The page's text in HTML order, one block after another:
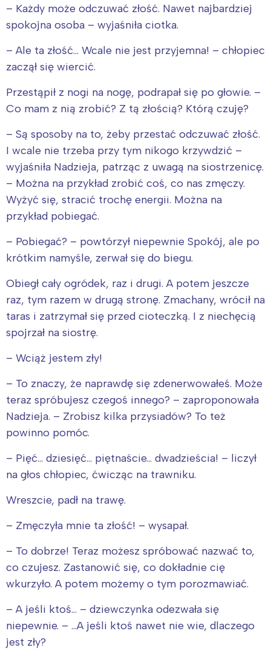
– Każdy może odczuwać złość. Nawet najbardziej
spokojna osoba – wyjaśniła ciotka.
– Ale ta złość… Wcale nie jest przyjemna! – chłopiec
zaczął się wiercić.
Przestąpił z nogi na nogę, podrapał się po głowie. –
Co mam z nią zrobić? Z tą złością? Którą czuję?
– Są sposoby na to, żeby przestać odczuwać złość.
I wcale nie trzeba przy tym nikogo krzywdzić –
wyjaśniła Nadzieja, patrząc z uwagą na siostrzenicę.
– Można na przykład zrobić coś, co nas zmęczy.
Wyżyć się, stracić trochę energii. Można na
przykład pobiegać.
– Pobiegać? – powtórzył niepewnie Spokój, ale po
krótkim namyśle, zerwał się do biegu.
Obiegł cały ogródek, raz i drugi. A potem jeszcze
raz, tym razem w drugą stronę. Zmachany, wrócił na
taras i zatrzymał się przed cioteczką. I z niechęcią
spojrzał na siostrę.
– Wciąż jestem zły!
– To znaczy, że naprawdę się zdenerwowałeś. Może
teraz spróbujesz czegoś innego? – zaproponowała
Nadzieja. – Zrobisz kilka przysiadów? To też
powinno pomóc.
– Pięć… dziesięć… piętnaście… dwadzieścia! – liczył
na głos chłopiec, ćwicząc na trawniku.
Wreszcie, padł na trawę.
– Zmęczyła mnie ta złość! – wysapał.
– To dobrze! Teraz możesz spróbować nazwać to,
co czujesz. Zastanowić się, co dokładnie cię
wkurzyło. A potem możemy o tym porozmawiać.
– A jeśli ktoś… – dziewczynka odezwała się
niepewnie. – …A jeśli ktoś nawet nie wie, dlaczego
jest zły?
Interesują mnie wydarzenia z
tego regionu:
Warszawa
Łódź
Trójmiasto
Poznań
Wrocław
Śląsk
Kraków
Południe
Wszystkie